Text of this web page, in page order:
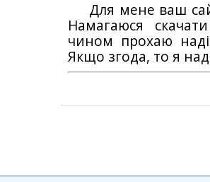
Для мене ваш
Намагаюся
чином прохаю
Якщо згода, то я